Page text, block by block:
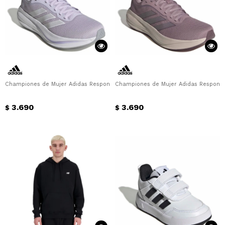
Championes de Mujer Adidas Response Runner 2 W Adidas - Lila
$ 3.690
Championes de Mujer Adidas
$ 3.690